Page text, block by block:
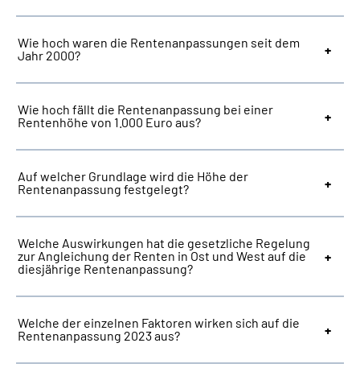
Mein Kundenportal
Wie hoch waren die Rentenanpassungen seit dem
Jahr 2000?
Wie hoch fällt die Rentenanpassung bei einer
Rentenhöhe von 1.000 Euro aus?
Auf welcher Grundlage wird die Höhe der
Rentenanpassung festgelegt?
Welche Auswirkungen hat die gesetzliche Regelung
zur Angleichung der Renten in Ost und West auf die
diesjährige Rentenanpassung?
Welche der einzelnen Faktoren wirken sich auf die
Rentenanpassung 2023 aus?